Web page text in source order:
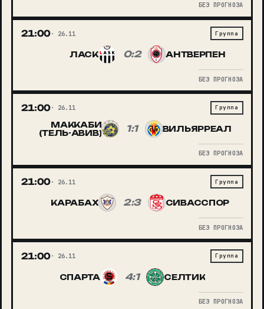
БЕЗ ПРОГНОЗА
21:00 26.11 Группа
ЛАСК 0:2 АНТВЕРПЕН
БЕЗ ПРОГНОЗА
21:00 26.11 Группа
МАККАБИ
(ТЕЛЬ-АВИВ)
1:1 ВИЛЬЯРРЕАЛ
БЕЗ ПРОГНОЗА
21:00 26.11 Группа
КАРАБАХ 2:3 СИВАССПОР
БЕЗ ПРОГНОЗА
21:00 26.11 Группа
СПАРТА 4:1 СЕЛТИК
БЕЗ ПРОГНОЗА